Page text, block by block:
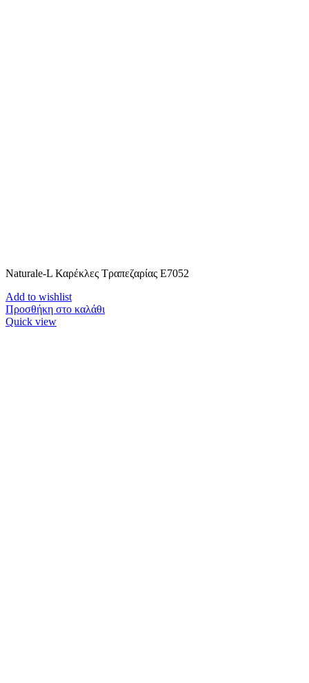
Naturale-L Καρέκλες Τραπεζαρίας E7052
Add to wishlist
Προσθήκη στο καλάθι
Quick view